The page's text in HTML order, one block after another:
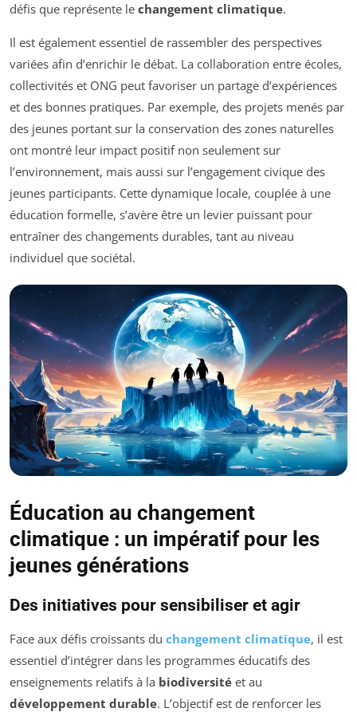
défis que représente le changement climatique.
Il est également essentiel de rassembler des perspectives
variées afin d’enrichir le débat. La collaboration entre écoles,
collectivités et ONG peut favoriser un partage d’expériences
et des bonnes pratiques. Par exemple, des projets menés par
des jeunes portant sur la conservation des zones naturelles
ont montré leur impact positif non seulement sur
l’environnement, mais aussi sur l’engagement civique des
jeunes participants. Cette dynamique locale, couplée à une
éducation formelle, s’avère être un levier puissant pour
entraîner des changements durables, tant au niveau
individuel que sociétal.
Éducation au changement
climatique : un impératif pour les
jeunes générations
Des initiatives pour sensibiliser et agir
Face aux défis croissants du changement climatique, il est
essentiel d’intégrer dans les programmes éducatifs des
enseignements relatifs à la biodiversité et au
développement durable. L’objectif est de renforcer les